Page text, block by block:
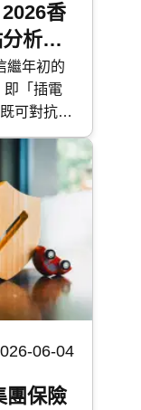
香
析｜
繼年初的
即「插電
可對抗油
插電混能
快而保
型外，
06-04
團保險